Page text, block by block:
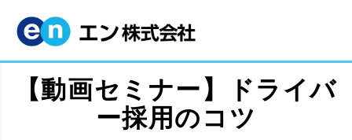
【動画セミナー】ドライバ
ー採用のコツ